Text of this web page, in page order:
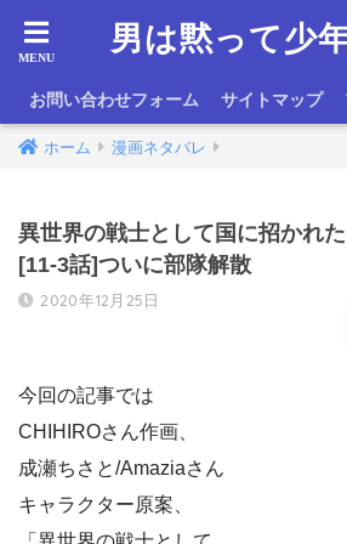
男は黙って少
お問い合わせフォーム サイトマップ
ホーム 漫画ネタバレ
異世界の戦士として国に招かれ
[11-3話]ついに部隊解散
2020年12月25日
今回の記事では
CHIHIROさん作画、
成瀬ちさと/Amaziaさん
キャラクター原案、